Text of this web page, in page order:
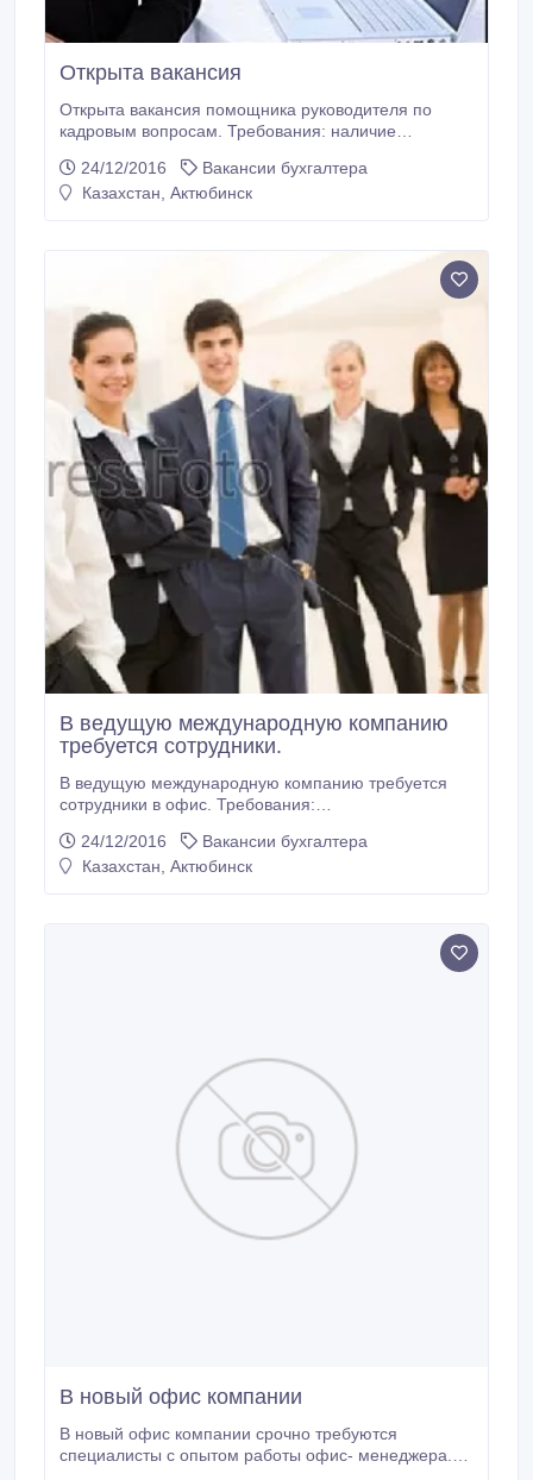
Открыта вакансия
Открыта вакансия помощника руководителя по
кадровым вопросам. Требования: наличие
коммуникабельность, энергичность. Тел . 92-58-47.
24/12/2016
Вакансии бухгалтера
Казахстан, Актюбинск
В ведущую международную компанию
требуется сотрудники.
В ведущую международную компанию требуется
сотрудники в офис. Требования:
работы с людьми. умение проводить и
организовывать деловые переговоры, решать
24/12/2016
Вакансии бухгалтера
Казахстан, Актюбинск
В новый офис компании
В новый офис компании срочно требуются
специалисты с опытом работы офис- менеджера.